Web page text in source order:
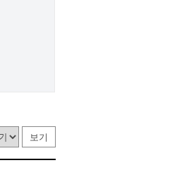
보기